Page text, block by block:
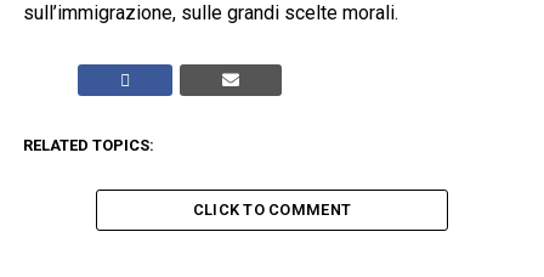
sull’immigrazione, sulle grandi scelte morali.
RELATED TOPICS:
CLICK TO COMMENT